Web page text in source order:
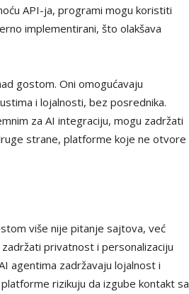
API-ja, programi mogu koristiti
implementirani, što olakšava
gostom. Oni omogućavaju
i lojalnosti, bez posrednika.
za AI integraciju, mogu zadržati
strane, platforme koje ne otvore
više nije pitanje sajtova, već
privatnost i personalizaciju
agentima zadržavaju lojalnost i
rizikuju da izgube kontakt sa